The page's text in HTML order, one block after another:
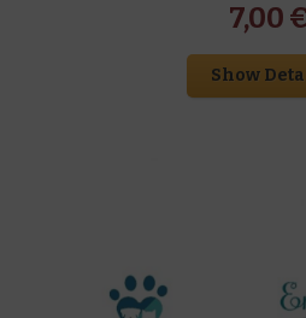
7,00 €
Show